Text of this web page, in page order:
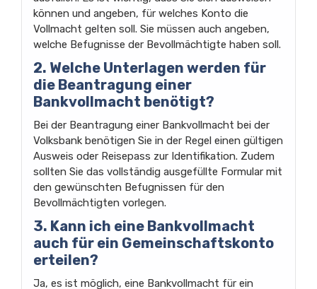
können und angeben, für welches Konto die
Vollmacht gelten soll. Sie müssen auch angeben,
welche Befugnisse der Bevollmächtigte haben soll.
2. Welche Unterlagen werden für
die Beantragung einer
Bankvollmacht benötigt?
Bei der Beantragung einer Bankvollmacht bei der
Volksbank benötigen Sie in der Regel einen gültigen
Ausweis oder Reisepass zur Identifikation. Zudem
sollten Sie das vollständig ausgefüllte Formular mit
den gewünschten Befugnissen für den
Bevollmächtigten vorlegen.
3. Kann ich eine Bankvollmacht
auch für ein Gemeinschaftskonto
erteilen?
Ja, es ist möglich, eine Bankvollmacht für ein